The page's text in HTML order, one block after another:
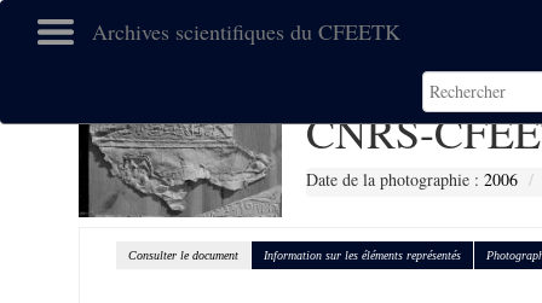
Archives scientifiques du CFEETK
CNRS-
Date de la photographie :2006
Consulter le document Information sur les éléments représentés